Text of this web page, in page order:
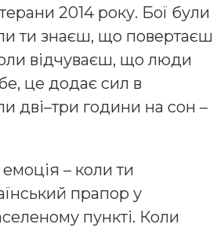
2014 року. Бої були
ти знаєш, що повертаєш
відчуваєш, що люди
це додає сил в
дві–три години на сон –
– коли ти
прапор у
пункті. Коли